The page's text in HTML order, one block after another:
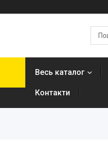
Весь каталог
Контакти